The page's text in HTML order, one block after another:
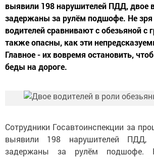
выявили 198 нарушителей ПДД, двое
задержаны за рулём подшофе. Не
водителей сравнивают с обезьяной с
также опасны, как эти
Главное - их вовремя остановить,
беды на дороге.
Сотрудники Госавтоинспекции за
выявили 198 нарушителей ПДД,
задержаны за рулём подшофе.